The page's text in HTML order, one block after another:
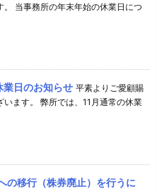
。 当事務所の年末年始の休業日につ
業日のお知らせ 平素よりご愛顧賜
います。 弊所では、11月通常の休業
の移行（株券廃止）を行うに